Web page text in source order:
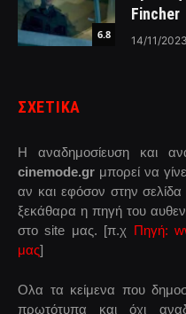
6.8
Fincher
14/11/2023
ΣΧΕΤΙΚΑ
Η αναδημοσίευση και
cinemode.gr μπορεί να
αν και εφόσον στην σελίδα
ξεκάθαρα η πηγή του
στο site μας. [π.χ Πηγή:
μας]
Ολα τα κείμενα που
πρωτότυπα και όχι